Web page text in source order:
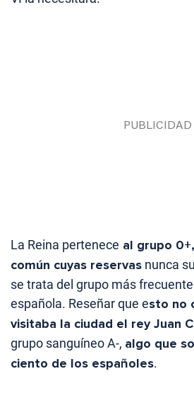
La Reina pertenece al grupo
común cuyas reservas nunca
se trata del grupo más
española. Reseñar que esto no
visitaba la ciudad el rey Juan
grupo sanguíneo A-, algo que
ciento de los españoles.